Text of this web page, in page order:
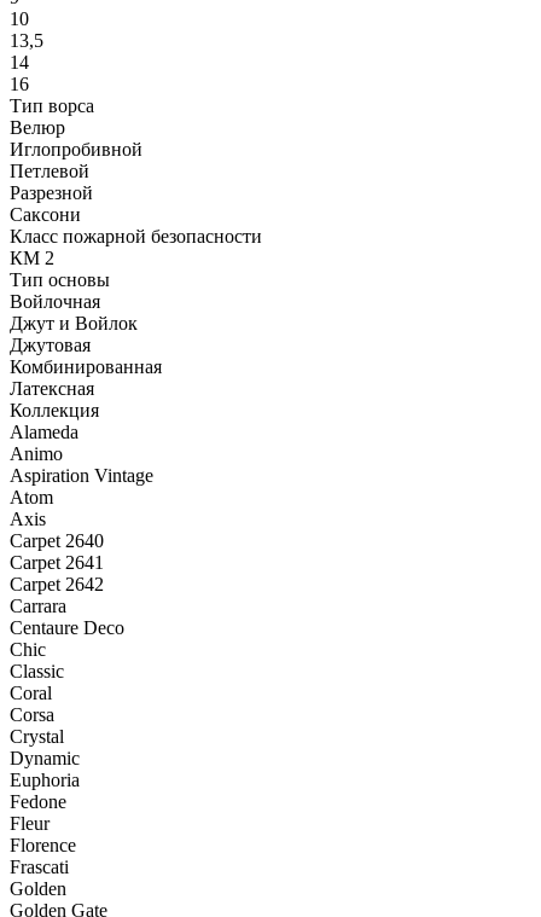
10
13,5
14
16
Тип ворса
Велюр
Иглопробивной
Петлевой
Разрезной
Саксони
Класс пожарной безопасности
КМ 2
Тип основы
Войлочная
Джут и Войлок
Джутовая
Комбинированная
Латексная
Коллекция
Alameda
Animo
Aspiration Vintage
Atom
Axis
Carpet 2640
Carpet 2641
Carpet 2642
Carrara
Centaure Deco
Chic
Classic
Coral
Corsa
Crystal
Dynamic
Euphoria
Fedone
Fleur
Florence
Frascati
Golden
Golden Gate